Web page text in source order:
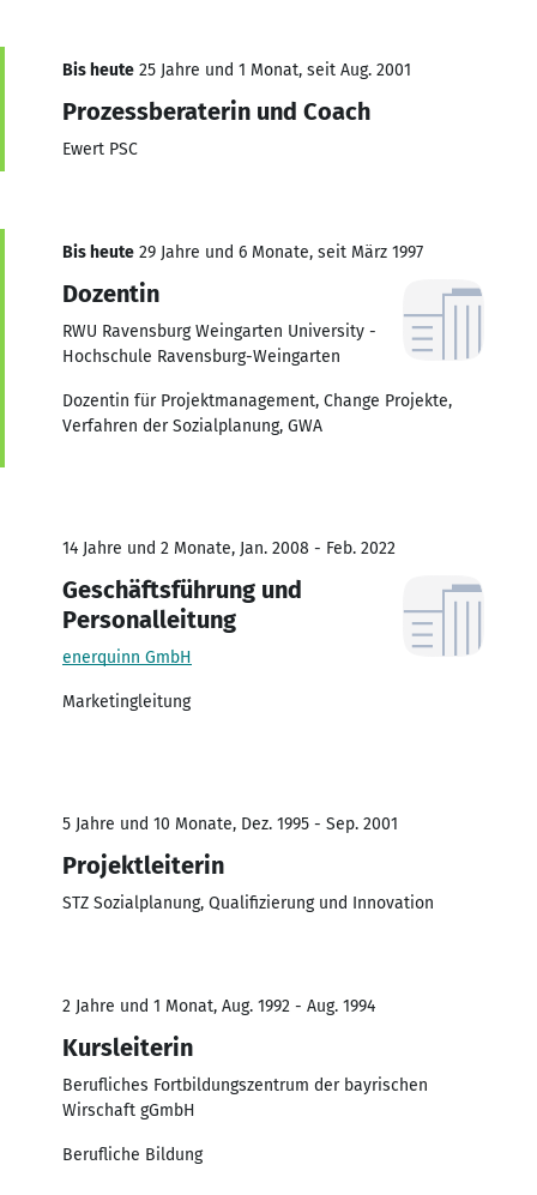
Bis heute 25 Jahre und 1 Monat, seit Aug. 2001
Prozessberaterin und Coach
Ewert PSC
Bis heute 29 Jahre und 6 Monate, seit März 1997
Dozentin
RWU Ravensburg Weingarten University -
Hochschule Ravensburg-Weingarten
Dozentin für Projektmanagement, Change Projekte,
Verfahren der Sozialplanung, GWA
14 Jahre und 2 Monate, Jan. 2008 - Feb. 2022
Geschäftsführung und
Personalleitung
enerquinn GmbH
Marketingleitung
5 Jahre und 10 Monate, Dez. 1995 - Sep. 2001
Projektleiterin
STZ Sozialplanung, Qualifizierung und Innovation
2 Jahre und 1 Monat, Aug. 1992 - Aug. 1994
Kursleiterin
Berufliches Fortbildungszentrum der bayrischen
Wirschaft gGmbH
Berufliche Bildung